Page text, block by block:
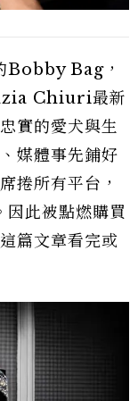
Bobby Bag，
Chiuri最新
實的愛犬與生
媒體事先鋪好
捲所有平台，
此被點燃購買
篇文章看完或